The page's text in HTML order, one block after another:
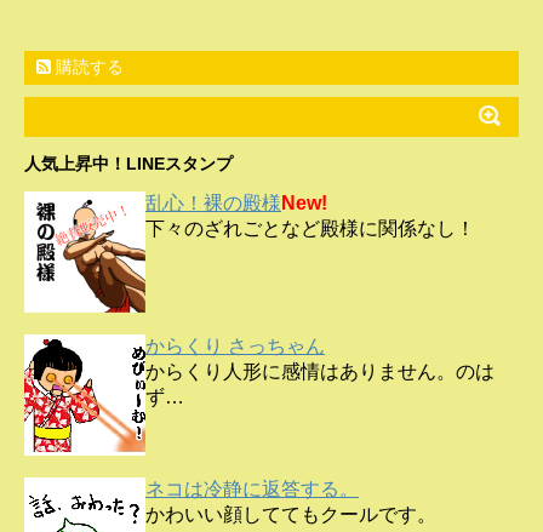
購読する
人気上昇中！LINEスタンプ
乱心！裸の殿様 New!
下々のざれごとなど殿様に関係なし！
からくり さっちゃん
からくり人形に感情はありません。のは
ず…
ネコは冷静に返答する。
かわいい顔しててもクールです。